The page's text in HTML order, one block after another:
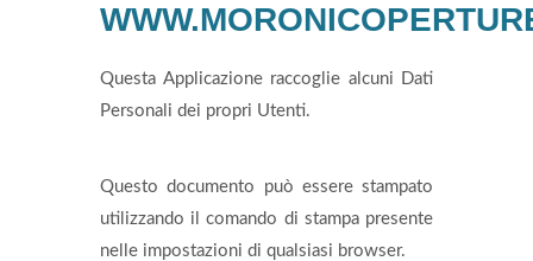
Questa Applicazione raccoglie alcuni Dati
Personali dei propri Utenti.
Questo documento può essere stampato
utilizzando il comando di stampa presente
nelle impostazioni di qualsiasi browser.